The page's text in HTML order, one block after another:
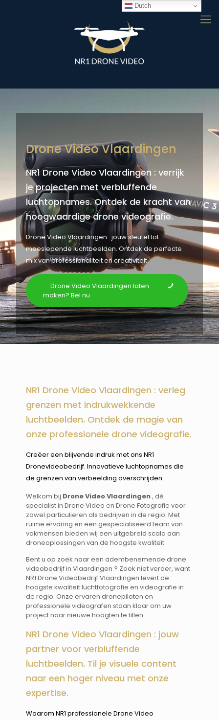
Drone Video Vlaardingen
NR1 Drone Video Vlaardingen : verrijk
je projecten met verbluffende
luchtopnames. Ontdek de kracht van
hoogwaardige drone videografie.
Drone Video Vlaardingen : jouw sleutel tot
meeslepende luchtbeelden. Ontdek de perfecte
mix van professionaliteit en creativiteit.
Drone Video Vlaardingen laten
maken? Bel nu
NR1 Drone Video Vlaardingen : verleg
grenzen met indrukwekkende
luchtbeelden. Ontdek de magie van
onze professionele drone videografie.
Creëer een blijvende indruk met ons NR1
Dronevideobedrijf. Innovatieve luchtopnames die
de grenzen van verbeelding overschrijden.
Welkom bij Drone Video Vlaardingen, dé
specialist in Drone Video en Drone Fotografie voor
zowel particulieren als bedrijven in de regio. Met
ruime ervaring en een gespecialiseerd team van
vakmensen bieden wij een uitgebreid scala aan
droneoplossingen van de hoogste kwaliteit.
Bent u op zoek naar een adembenemende drone
videobedrijf in Vlaardingen ? Zoek niet verder, want
NR1 Drone Videobedrijf Vlaardingen levert de
hoogste kwaliteit luchtfotografie en videografie in
de regio. Onze ervaren dronepiloten en
professionele videografen staan klaar om uw
project naar nieuwe hoogten te tillen.
NR1 Drone Video Vlaardingen : jouw
partner voor verbluffende
luchtbeelden. Til je visuele content
naar een hoger niveau met onze
expertise.
Waarom NR1 professionele Drone Video
Dutch